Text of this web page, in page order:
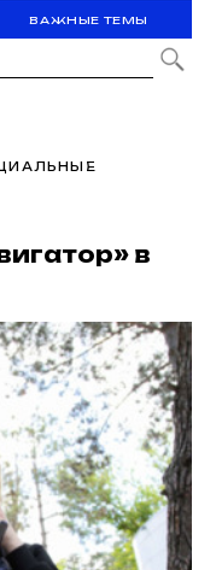
ВАЖНЫЕ ТЕМЫ
в